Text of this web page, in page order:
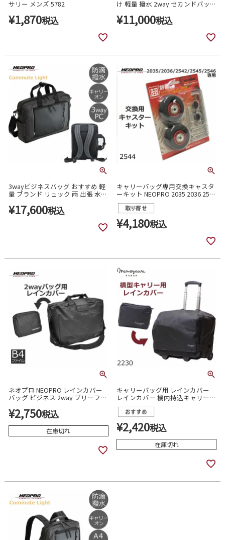
サリー メンズ 5782
¥1,870税込
け 軽量 撥水 2way セカンドバッグ
コミュートライト 2765
¥11,000税込
3wayビジネスバッグ おすすめ 軽
量 ブランド リュック 雨 出張 水筒
2761
¥17,600税込
キャリーバッグ専用交換キャスタ
ーキット NEOPRO 2035 2036 2542
2545 2546 対応 RED 2544
¥4,180税込
ネオプロ NEOPRO レインカバー
バッグ ビジネス 2way ブリーフケ
¥2,750税込
在庫切れ
キャリーバッグ用 レインカバー
レインカバー 機内持込キャリーケ
ース用2230
¥2,420税込
在庫切れ